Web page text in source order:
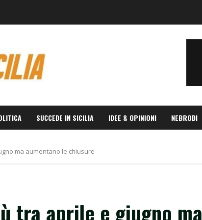
SUCCEDE IN SICILIA IDEE & OPINIONI NEBRODI
ma aumentano le chiusure
tra aprile e giugno ma